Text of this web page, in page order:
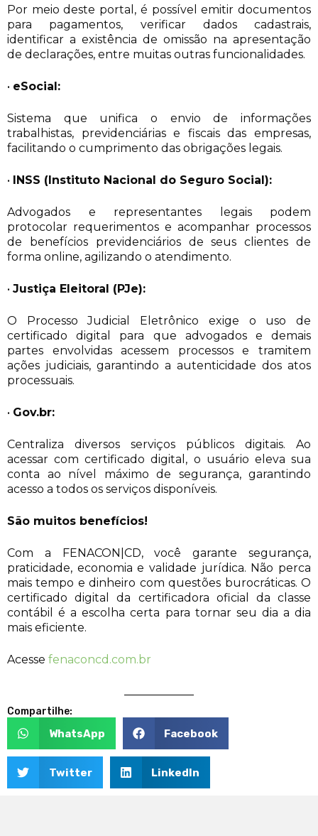
Por meio deste portal, é possível emitir documentos
para pagamentos, verificar dados cadastrais,
identificar a existência de omissão na apresentação
de declarações, entre muitas outras funcionalidades.
• eSocial:
Sistema que unifica o envio de informações
trabalhistas, previdenciárias e fiscais das empresas,
facilitando o cumprimento das obrigações legais.
• INSS (Instituto Nacional do Seguro Social):
Advogados e representantes legais podem
protocolar requerimentos e acompanhar processos
de benefícios previdenciários de seus clientes de
forma online, agilizando o atendimento.
• Justiça Eleitoral (PJe):
O Processo Judicial Eletrônico exige o uso de
certificado digital para que advogados e demais
partes envolvidas acessem processos e tramitem
ações judiciais, garantindo a autenticidade dos atos
processuais.
• Gov.br:
Centraliza diversos serviços públicos digitais. Ao
acessar com certificado digital, o usuário eleva sua
conta ao nível máximo de segurança, garantindo
acesso a todos os serviços disponíveis.
São muitos benefícios!
Com a FENACON|CD, você garante segurança,
praticidade, economia e validade jurídica. Não perca
mais tempo e dinheiro com questões burocráticas. O
certificado digital da certificadora oficial da classe
contábil é a escolha certa para tornar seu dia a dia
mais eficiente.
Acesse fenaconcd.com.br
Compartilhe:
WhatsApp Facebook
Twitter LinkedIn